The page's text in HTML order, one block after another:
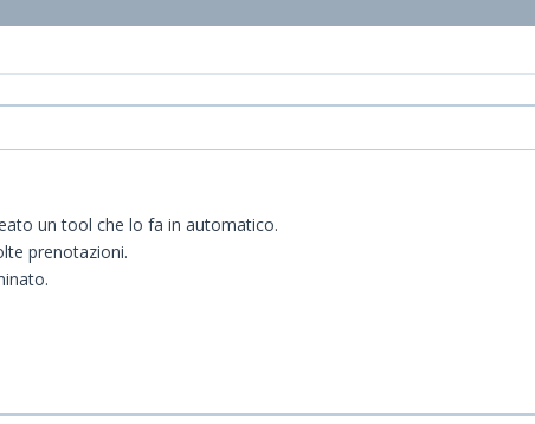
un tool che lo fa in automatico.
prenotazioni.